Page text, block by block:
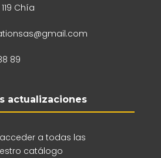
Chía
89
actualizaciones
a todas las
catálogo